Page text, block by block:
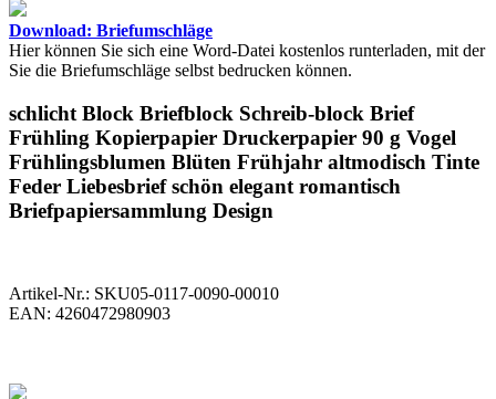
Download: Briefumschläge
Hier können Sie sich eine Word-Datei kostenlos runterladen, mit der
Sie die Briefumschläge selbst bedrucken können.
schlicht Block Briefblock Schreib-block Brief
Frühling Kopierpapier Druckerpapier 90 g Vogel
Frühlingsblumen Blüten Frühjahr altmodisch Tinte
Feder Liebesbrief schön elegant romantisch
Briefpapiersammlung Design
Artikel-Nr.: SKU05-0117-0090-00010
EAN: 4260472980903